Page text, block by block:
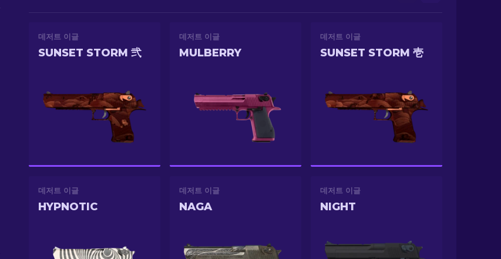
데저트 이글
SUNSET STORM 弐
데저트 이글
MULBERRY
데저트 이글
SUNSET STORM 壱
데저트 이글
HYPNOTIC
데저트 이글
NAGA
데저트 이글
NIGHT